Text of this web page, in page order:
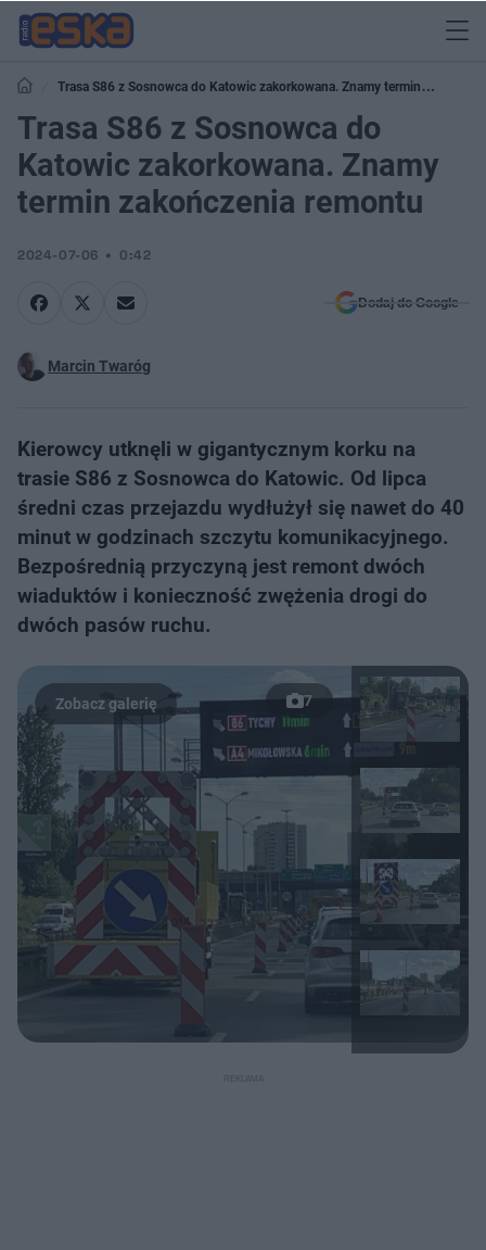
Trasa S86 z Sosnowca do Katowic zakorkowana. Znamy termin
zakończenia remontu
Trasa S86 z Sosnowca do
Katowic zakorkowana. Znamy
termin zakończenia remontu
2024-07-06 0:42
Dodaj do Google
Marcin Twaróg
Kierowcy utknęli w gigantycznym korku na
trasie S86 z Sosnowca do Katowic. Od lipca
średni czas przejazdu wydłużył się nawet do 40
minut w godzinach szczytu komunikacyjnego.
Bezpośrednią przyczyną jest remont dwóch
wiaduktów i konieczność zwężenia drogi do
dwóch pasów ruchu.
7